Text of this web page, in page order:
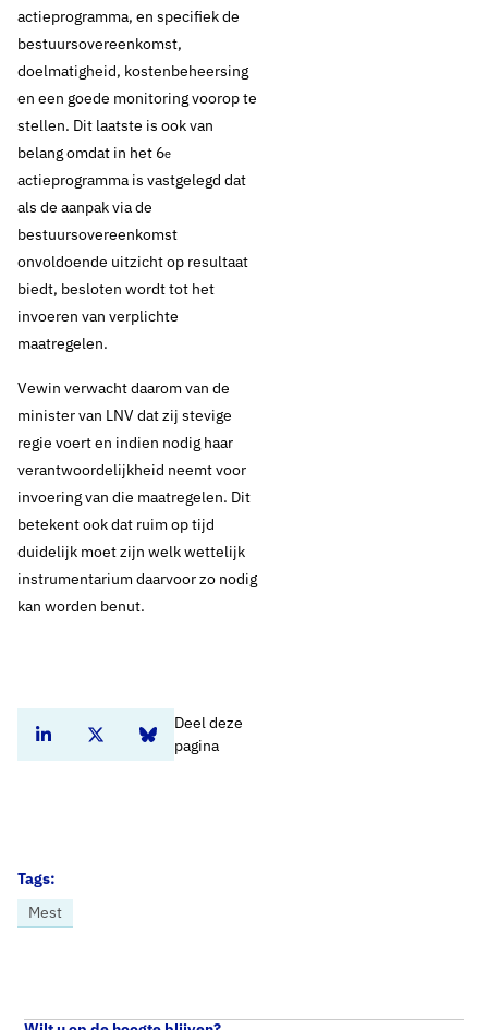
Home Nieuws
actieprogramma, en specifiek de
bestuursovereenkomst,
doelmatigheid, kostenbeheersing
en een goede monitoring voorop te
stellen. Dit laatste is ook van
belang omdat in het 6e
actieprogramma is vastgelegd dat
als de aanpak via de
bestuursovereenkomst
onvoldoende uitzicht op resultaat
biedt, besloten wordt tot het
invoeren van verplichte
maatregelen.
Vewin verwacht daarom van de
minister van LNV dat zij stevige
regie voert en indien nodig haar
verantwoordelijkheid neemt voor
invoering van die maatregelen. Dit
betekent ook dat ruim op tijd
duidelijk moet zijn welk wettelijk
instrumentarium daarvoor zo nodig
kan worden benut.
Deel deze
pagina
Deel dit artikel op Linkedin
Deel dit artikel op Twitter
Deel dit artikel op Bluesky
Tags:
Mest